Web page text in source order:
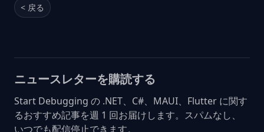
< 戻る
ニュースレターを購読する
Start Debugging の .NET、C#、MAUI、Flutter に関す
るおすすめ記事を週 1 回お届けします。スパムなし、
いつでも配信停止できます。